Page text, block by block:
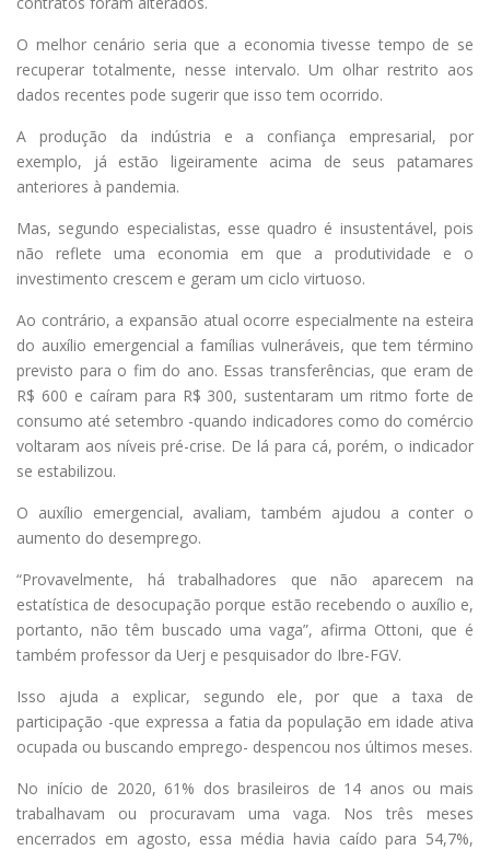
O melhor cenário seria que a economia tivesse tempo de se
recuperar totalmente, nesse intervalo. Um olhar restrito aos
dados recentes pode sugerir que isso tem ocorrido.
A produção da indústria e a confiança empresarial, por
exemplo, já estão ligeiramente acima de seus patamares
anteriores à pandemia.
Mas, segundo especialistas, esse quadro é insustentável, pois
não reflete uma economia em que a produtividade e o
investimento crescem e geram um ciclo virtuoso.
Ao contrário, a expansão atual ocorre especialmente na esteira
do auxílio emergencial a famílias vulneráveis, que tem término
previsto para o fim do ano. Essas transferências, que eram de
R$ 600 e caíram para R$ 300, sustentaram um ritmo forte de
consumo até setembro -quando indicadores como do comércio
voltaram aos níveis pré-crise. De lá para cá, porém, o indicador
se estabilizou.
O auxílio emergencial, avaliam, também ajudou a conter o
aumento do desemprego.
“Provavelmente, há trabalhadores que não aparecem na
estatística de desocupação porque estão recebendo o auxílio e,
portanto, não têm buscado uma vaga”, afirma Ottoni, que é
também professor da Uerj e pesquisador do Ibre-FGV.
Isso ajuda a explicar, segundo ele, por que a taxa de
participação -que expressa a fatia da população em idade ativa
ocupada ou buscando emprego- despencou nos últimos meses.
No início de 2020, 61% dos brasileiros de 14 anos ou mais
trabalhavam ou procuravam uma vaga. Nos três meses
encerrados em agosto, essa média havia caído para 54,7%,